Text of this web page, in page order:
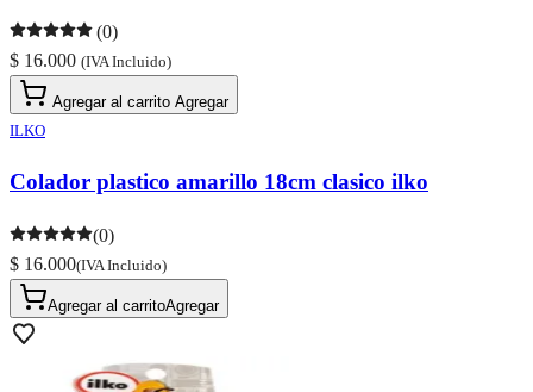
(0)
$ 16.000 (IVA Incluido)
Agregar al carrito Agregar
ILKO
Colador plastico amarillo 18cm clasico ilko
(0)
$ 16.000(IVA Incluido)
Agregar al carritoAgregar